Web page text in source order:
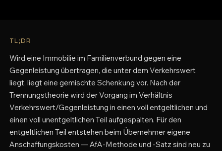
TL;DR
Wird eine Immobilie im Familienverbund gegen eine
Gegenleistung übertragen, die unter dem Verkehrswert
liegt, liegt eine gemischte Schenkung vor. Nach der
Trennungstheorie wird der Vorgang im Verhältnis
Verkehrswert/Gegenleistung in einen voll entgeltlichen und
einen voll unentgeltlichen Teil aufgespalten. Für den
entgeltlichen Teil entstehen beim Übernehmer eigene
Anschaffungskosten — AfA-Methode und -Satz sind neu zu